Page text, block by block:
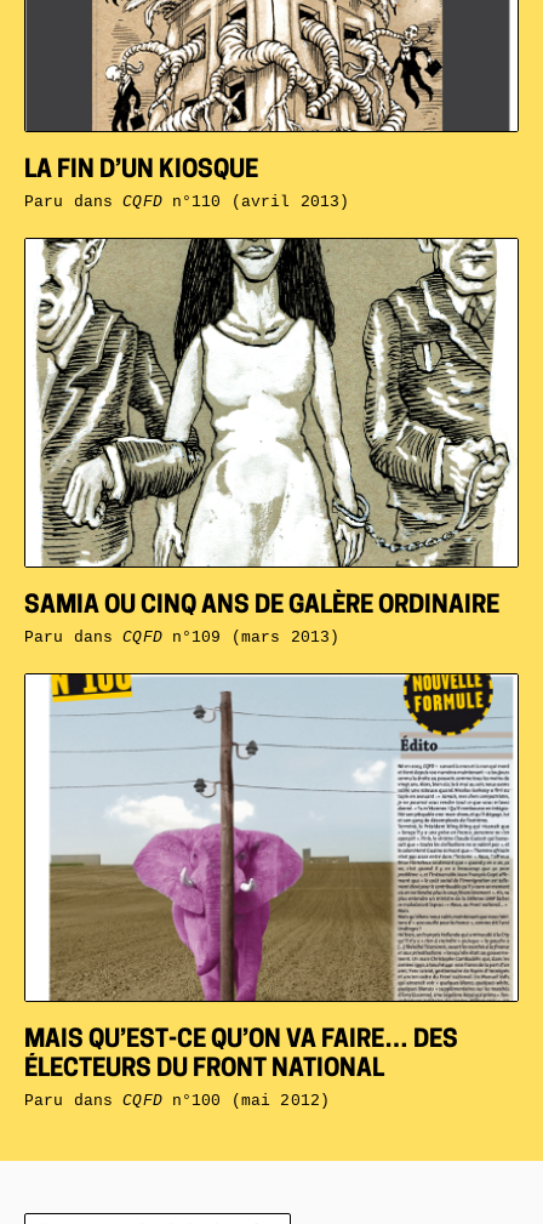
MAIS QU’EST-CE QU’ON VA FAIRE… DES
ÉLECTEURS DU FRONT NATIONAL
Paru dansCQFDn°100 (mai 2012)
SAMIA OU CINQ ANS DE GALÈRE ORDINAIRE
Paru dansCQFDn°109 (mars 2013)
LA FIN D’UN KIOSQUE
Paru dansCQFDn°110 (avril 2013)